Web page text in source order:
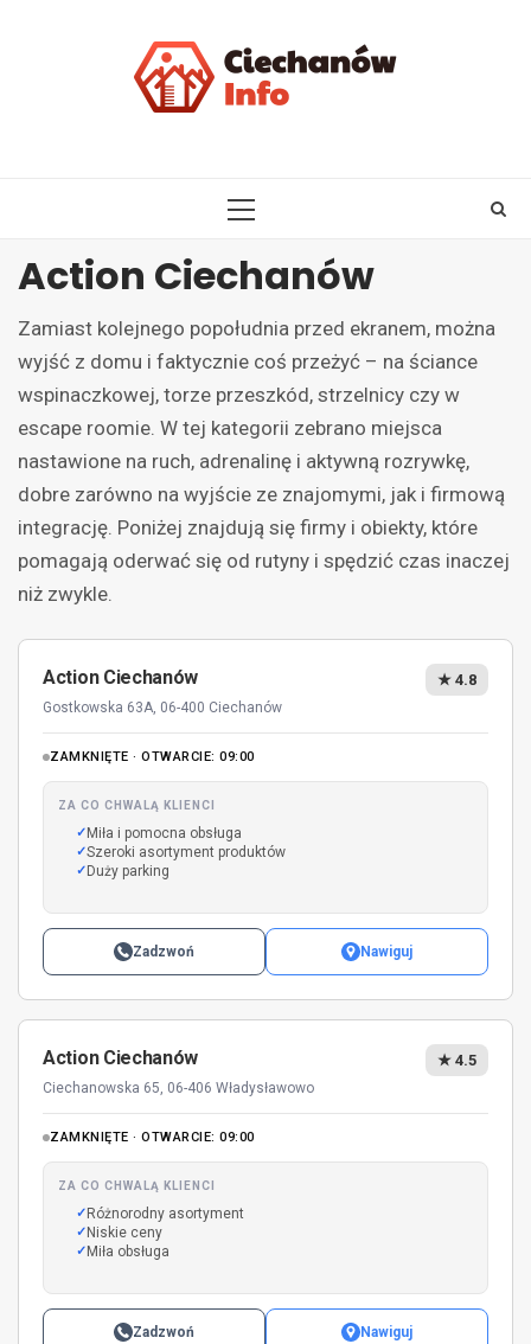
PRIMARY
Action Ciechanów
Zamiast kolejnego popołudnia przed ekranem, można
wyjść z domu i faktycznie coś przeżyć – na ściance
wspinaczkowej, torze przeszkód, strzelnicy czy w
escape roomie. W tej kategorii zebrano miejsca
nastawione na ruch, adrenalinę i aktywną rozrywkę,
dobre zarówno na wyjście ze znajomymi, jak i firmową
integrację. Poniżej znajdują się firmy i obiekty, które
pomagają oderwać się od rutyny i spędzić czas inaczej
niż zwykle.
Action Ciechanów
Gostkowska 63A, 06-400 Ciechanów
★ 4.8
ZAMKNIĘTE · OTWARCIE: 09:00
ZA CO CHWALĄ KLIENCI
Miła i pomocna obsługa
Szeroki asortyment produktów
Duży parking
Zadzwoń Nawiguj
Action Ciechanów
Ciechanowska 65, 06-406 Władysławowo
★ 4.5
ZAMKNIĘTE · OTWARCIE: 09:00
ZA CO CHWALĄ KLIENCI
Różnorodny asortyment
Niskie ceny
Miła obsługa
Zadzwoń Nawiguj